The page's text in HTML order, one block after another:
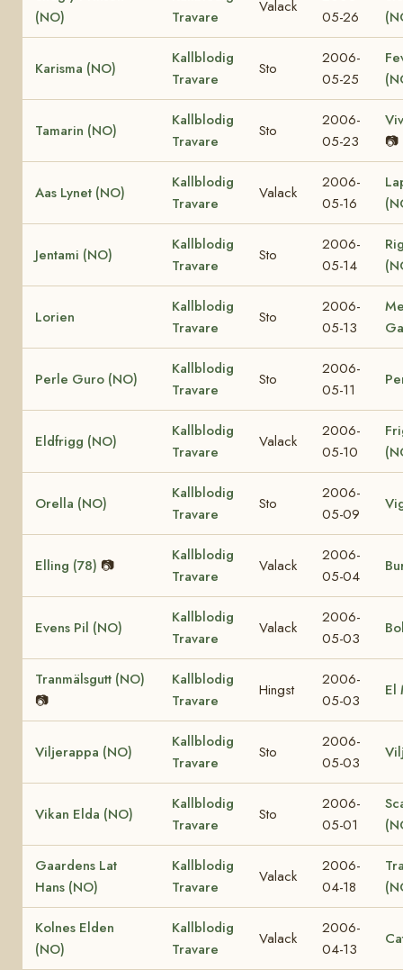
(NO)
Travare
Valack
05-26
Karisma (NO)
Kallblodig
Travare
Sto
2006-
05-25
Tamarin (NO)
Kallblodig
Travare
Sto
2006-
05-23
📷
Aas Lynet (NO)
Kallblodig
Travare
Valack
2006-
05-16
Jentami (NO)
Kallblodig
Travare
Sto
2006-
05-14
Lorien
Kallblodig
Travare
Sto
2006-
05-13
Perle Guro (NO)
Kallblodig
Travare
Sto
2006-
05-11
Eldfrigg (NO)
Kallblodig
Travare
Valack
2006-
05-10
Orella (NO)
Kallblodig
Travare
Sto
2006-
05-09
Elling (78) 📷
Kallblodig
Travare
Valack
2006-
05-04
Evens Pil (NO)
Kallblodig
Travare
Valack
2006-
05-03
Tranmälsgutt (NO)
📷
Kallblodig
Travare
Hingst
2006-
05-03
El
Viljerappa (NO)
Kallblodig
Travare
Sto
2006-
05-03
Vikan Elda (NO)
Kallblodig
Travare
Sto
2006-
05-01
Gaardens Lat
Hans (NO)
Kallblodig
Travare
Valack
2006-
04-18
Kolnes Elden
(NO)
Kallblodig
Travare
Valack
2006-
04-13